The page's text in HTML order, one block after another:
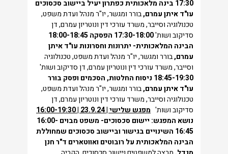
17:30 בינה מלאכותית כפתרון יעיל ביישוב סכסוכים
עו"ד איתן עמרם,בורר ומגשר, יו"ר מנהל ועדת משפט,
טכנולוגיה וסייבר, משרד עורכי דין ונוטריון עמרם, דן
סדיקוב ושות'17:30-18:00 הפסקה18:00-18:45
הבינה המלאכותית- יתרונות וחסרונותעו"ד איתן
עמרם,בורר ומגשר, יו"ר מנהל ועדת משפט, טכנולוגיה
וסייבר, משרד עורכי דין ונוטריון עמרם, דן סדיקוב ושות'
18:45-19:30 ניסוח החלטות, הסכמים ופסק בורר
עו"ד איתן עמרם,בורר ומגשר, יו"ר מנהל ועדת משפט,
טכנולוגיה וסייבר, משרד עורכי דין ונוטריון עמרם, דן
סדיקוב ושות' מפגש שלישי | 23.9.24 | 16:00-19:30
נושא המפגש: יישום סכסוכים- משפט מבוים 16:00-
16:45 השינויים בגישור וביישוב סכסוכים שמחוללת
הבינה המלאכותית על רובוטים ואווטארים ד"ר חנן